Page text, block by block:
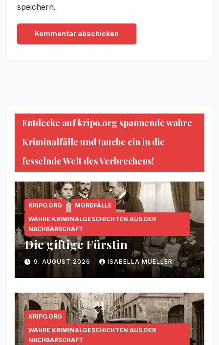
speichern.
Entdecke auf kripo.org spannende wahre
Kriminalfälle und tauche ein in die
fesselnde Welt des Verbrechens!
KRIPO.ORG
MORDFÄLLE
WAHRE KRIMINALGESCHICHTEN AUS DER
NACHBARSCHAFT
Die giftige Fürstin
9. AUGUST 2026 ISABELLA MUELLER
KRIPO.ORG
WAHRE KRIMINALGESCHICHTEN AUS DER
NACHBARSCHAFT